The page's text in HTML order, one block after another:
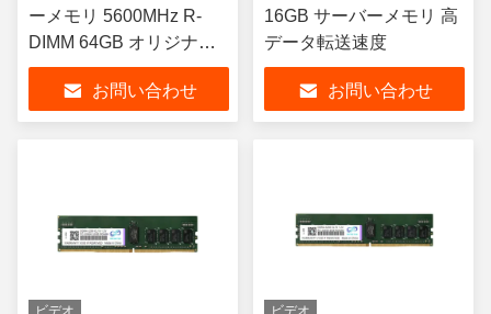
ーメモリ 5600MHz R-
DIMM 64GB オリジナル
チップ 高データ転送速度
お問い合わせ
16GB サーバーメモリ 高
データ転送速度
お問い合わせ
ビデオ ビデオ